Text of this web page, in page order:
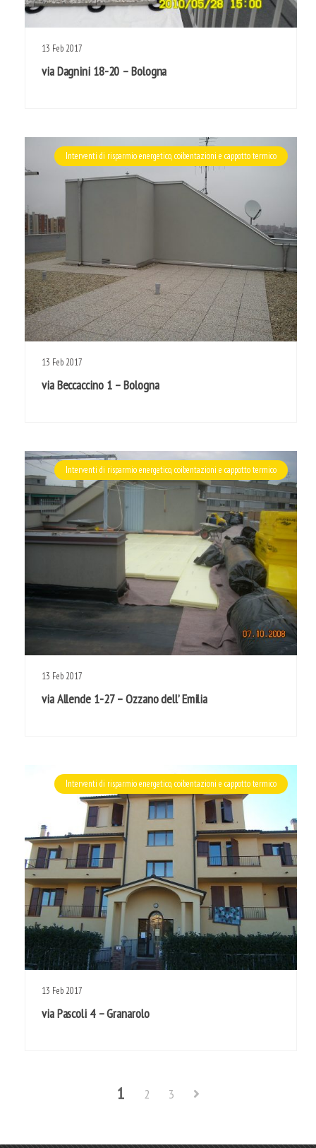
13 Feb 2017
via Dagnini 18-20 – Bologna
Interventi di risparmio energetico, coibentazioni e cappotto termico
13 Feb 2017
via Beccaccino 1 – Bologna
Interventi di risparmio energetico, coibentazioni e cappotto termico
13 Feb 2017
via Allende 1-27 – Ozzano dell’ Emilia
Interventi di risparmio energetico, coibentazioni e cappotto termico
13 Feb 2017
via Pascoli 4 – Granarolo
1 2 3